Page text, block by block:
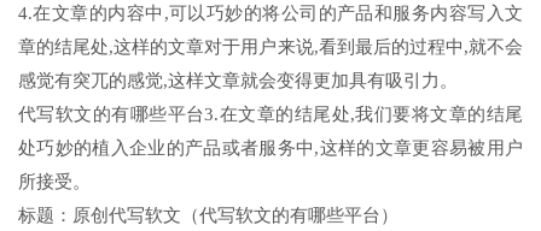
4.在文章的内容中,可以巧妙的将公司的产品和服务内容写入文
章的结尾处,这样的文章对于用户来说,看到最后的过程中,就不会
感觉有突兀的感觉,这样文章就会变得更加具有吸引力。
代写软文的有哪些平台3.在文章的结尾处,我们要将文章的结尾
处巧妙的植入企业的产品或者服务中,这样的文章更容易被用户
所接受。
标题：原创代写软文（代写软文的有哪些平台）